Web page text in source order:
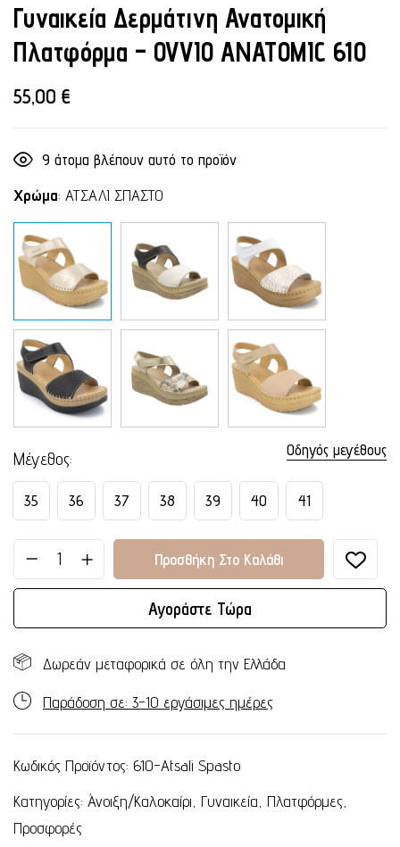
Γυναικεία Δερμάτινη Ανατομική
Πλατφόρμα – OVVIO ANATOMIC 610
55,00 €
9 άτομα βλέπουν αυτό το προϊόν
Χρώμα: ΑΤΣΑΛΙ ΣΠΑΣΤΟ
Οδηγός μεγέθους
Μέγεθος
35 36 37 38 39 40 41
Προσθήκη Στο Καλάθι
Αγοράστε Τώρα
Δωρεάν μεταφορικά σε όλη την Ελλάδα
Παράδοση σε: 3-10 εργάσιμες ημέρες
Κωδικός Προϊόντος: 610-Atsali Spasto
Κατηγορίες: Άνοιξη/Καλοκαίρι Γυναικεία Πλατφόρμες
Προσφορές